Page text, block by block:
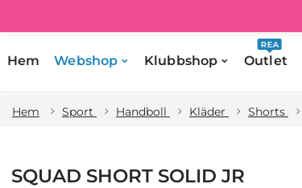
Hem Webshop Klubbshop Outlet
REA
Hem Sport Handboll Kläder Shorts
SQUAD SHORT SOLID JR